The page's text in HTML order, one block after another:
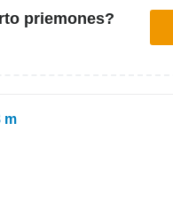
priemones?
m